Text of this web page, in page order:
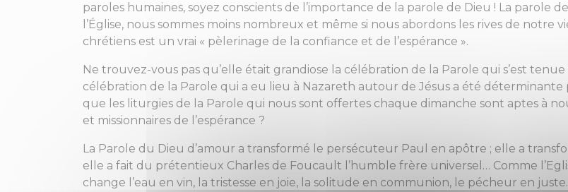
paroles humaines, soyez conscients de l’importance de la parole de Dieu ! La parole
l’Église, nous sommes moins nombreux et même si nous abordons les rives de notre
chrétiens est un vrai « pèlerinage de la confiance et de l’espérance ».
Ne trouvez-vous pas qu’elle était grandiose la célébration de la Parole qui s’est
célébration de la Parole qui a eu lieu à Nazareth autour de Jésus a été déterminante
que les liturgies de la Parole qui nous sont offertes chaque dimanche sont aptes à
et missionnaires de l’espérance ?
La Parole du Dieu d’amour a transformé le persécuteur Paul en apôtre ; elle a
elle a fait du prétentieux Charles de Foucault l’humble frère universel… Comme
change l’eau en vin, la tristesse en joie, la solitude en communion, le pécheur en